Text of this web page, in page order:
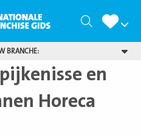
Zoeken
BRANCHE:
en
Horeca